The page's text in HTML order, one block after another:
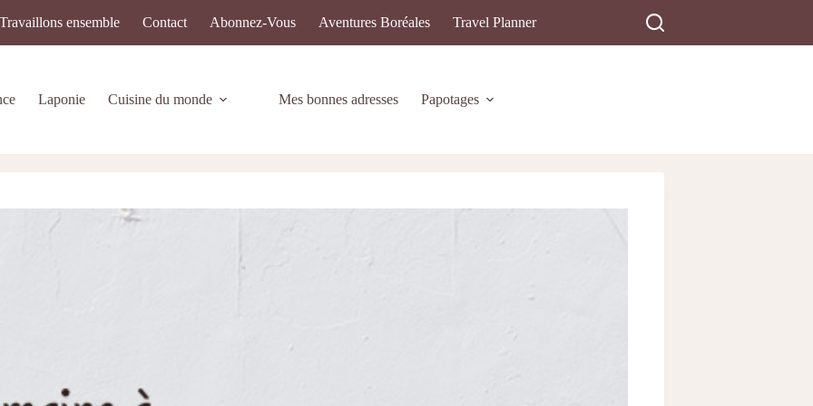
Travaillons ensemble Contact Abonnez-Vous Aventures Boréales Travel Planner
Laponie Cuisine du monde Mes bonnes adresses Papotages